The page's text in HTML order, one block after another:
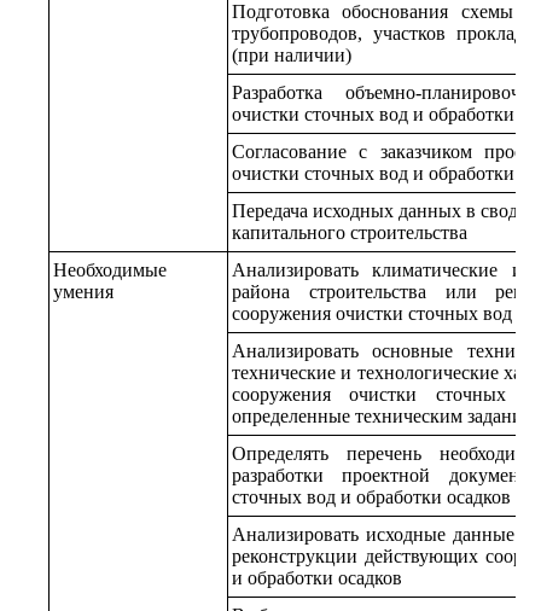
Подготовка обоснования схемы
трубопроводов, участков
(при наличии)
Разработка объемно-
очистки сточных вод и обработки
Согласование с заказчиком
очистки сточных вод и обработки
Передача исходных данных в
капитального строительства
Необходимые
умения
Анализировать климатические и
района строительства или
сооружения очистки сточных вод и
Анализировать основные
технические и технологические
сооружения очистки сточных
определенные техническим
Определять перечень
разработки проектной
сточных вод и обработки осадков
Анализировать исходные данные
реконструкции действующих
и обработки осадков